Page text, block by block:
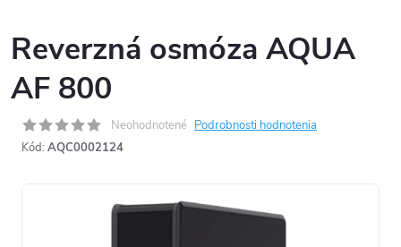
Reverzná osmóza AQUA
AF 800
Neohodnotené Podrobnosti hodnotenia
Kód: AQC0002124